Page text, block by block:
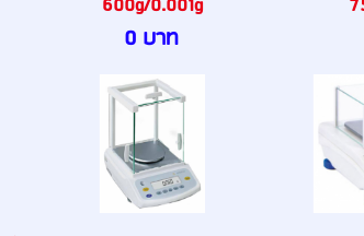
600g/0.001g
0 บาท